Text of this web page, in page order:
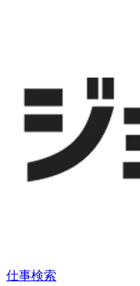
仕事検索